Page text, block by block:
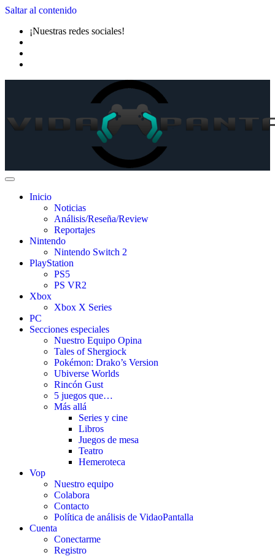
Saltar al contenido
¡Nuestras redes sociales!
Inicio
Noticias
Análisis/Reseña/Review
Reportajes
Nintendo
Nintendo Switch 2
PlayStation
PS5
PS VR2
Xbox
Xbox X Series
PC
Secciones especiales
Nuestro Equipo Opina
Tales of Shergiock
Pokémon: Drako’s Version
Ubiverse Worlds
Rincón Gust
5 juegos que…
Más allá
Series y cine
Libros
Juegos de mesa
Teatro
Hemeroteca
Vop
Nuestro equipo
Colabora
Contacto
Política de análisis de VidaoPantalla
Cuenta
Conectarme
Registro